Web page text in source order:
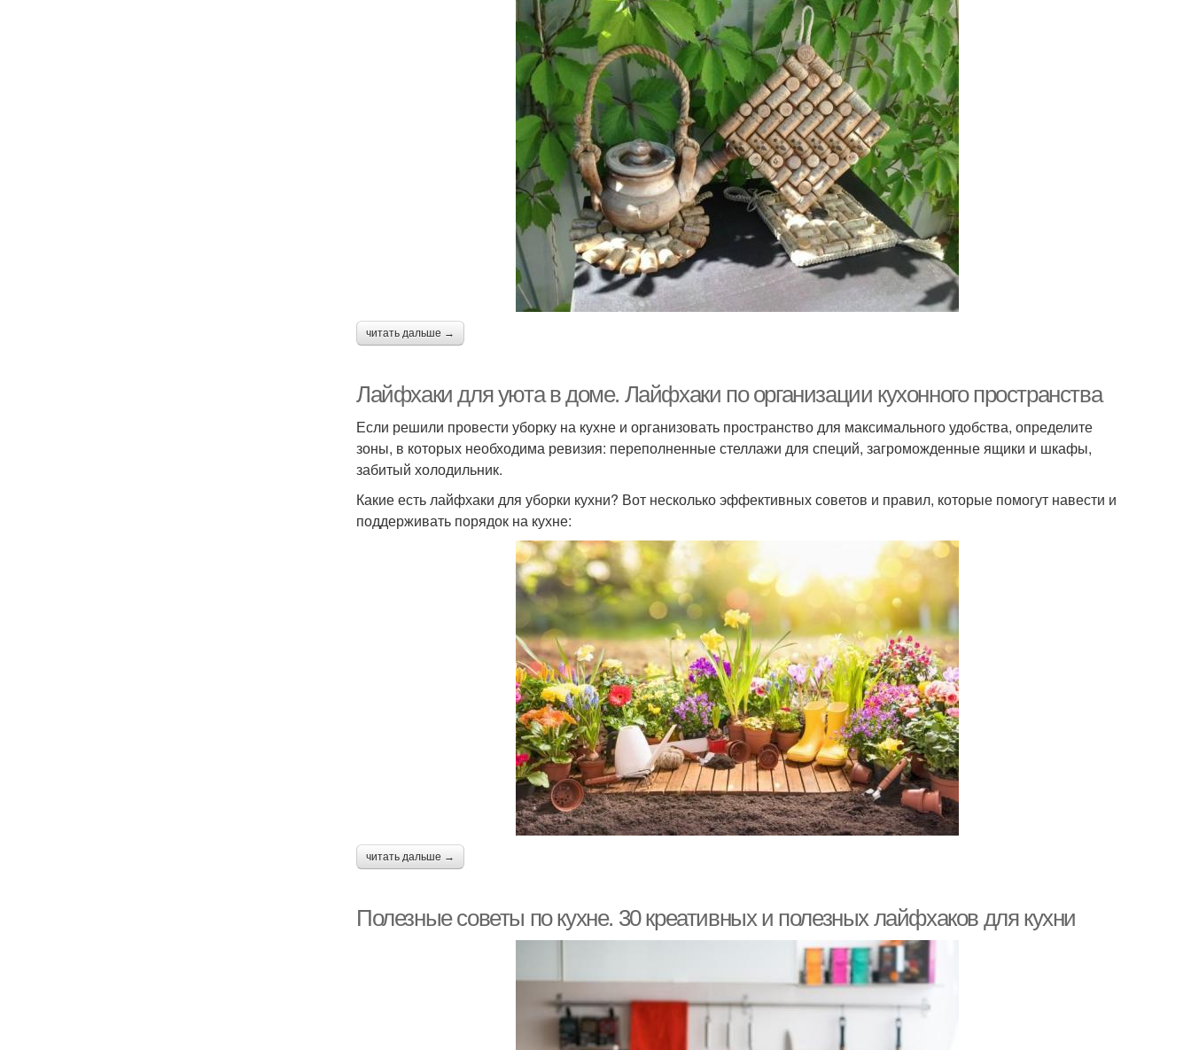
читать дальше →
Лайфхаки для уюта в доме. Лайфхаки по организации кухонного пространства
Если решили провести уборку на кухне и организовать пространство для максимального удобства, определите
зоны, в которых необходима ревизия: переполненные стеллажи для специй, загроможденные ящики и шкафы,
забитый холодильник.
Какие есть лайфхаки для уборки кухни? Вот несколько эффективных советов и правил, которые помогут навести и
поддерживать порядок на кухне:
читать дальше →
Полезные советы по кухне. 30 креативных и полезных лайфхаков для кухни